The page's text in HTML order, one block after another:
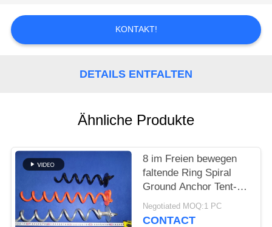
FORDERN
SIE
PRIVACY
POLICY
KONTAKT!
DETAILS ENTFALTEN
Ähnliche Produkte
8 im Freien bewegen
faltende Ring Spiral
Ground Anchor Tent-
Stangen-harte
Beanspruchung Schritt
Negotiated MOQ:1 PC
CONTACT